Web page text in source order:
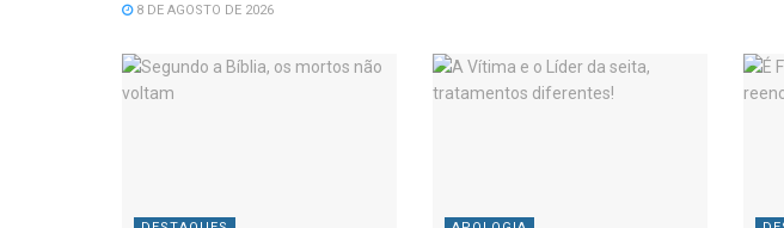
8 DE AGOSTO DE 2026